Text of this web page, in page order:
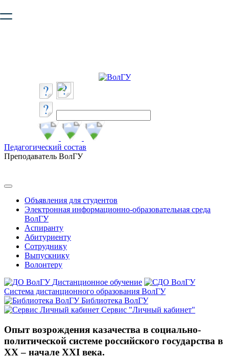
безопасную работу с сайтом. Пожалуйста
Педагогический состав
Преподаватель ВолГУ
Объявления для студентов
Электронная информационно-образовательная среда
ВолГУ
Аспиранту
Абитуриенту
Сотруднику
Выпускнику
Волонтеру
Дистанционное обучение
Система дистанционного образования ВолГУ
Библиотека ВолГУ
Сервис "Личный кабинет"
Опыт возрождения казачества в социально-
политической системе российского государства в
XX – начале XXI века.